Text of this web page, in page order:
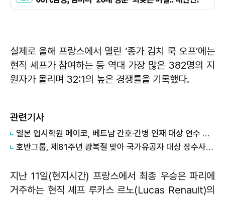
실제로 올해 프랑스에서 열린 ‘종가 김치 쿡 오프’에는
현직 셰프가 참여하는 등 역대 가장 많은 382명의 지
원자가 몰리며 32:1의 높은 경쟁률을 기록했다.
관련기사
일본 입시학원 메이코, 베트남 간호·간병 인재 대상 연수 위탁 수주
호반그룹, 제81주년 광복절 맞아 국가유공자 대상 장수사진 촬영 봉사
지난 11일(현지시간) 프랑스에서 최종 우승은 파리에
거주하는 현직 셰프 루카스 르노(Lucas Renault)의